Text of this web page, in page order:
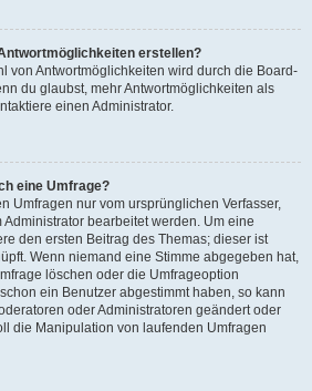
erstellen?
von Antwortmöglichkeiten wird durch die Board-
du glaubst, mehr Antwortmöglichkeiten als
einen Administrator.
eine Umfrage?
Umfragen nur vom ursprünglichen Verfasser,
bearbeitet werden. Um eine
den ersten Beitrag des Themas; dieser ist
Wenn niemand eine Stimme abgegeben hat,
löschen oder die Umfrageoption
ein Benutzer abgestimmt haben, so kann
oder Administratoren geändert oder
die Manipulation von laufenden Umfragen